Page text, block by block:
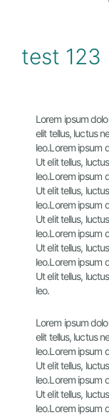
test 123
Lorem ipsum
elit tellus, luctus
leo.Lorem ipsum
Ut elit tellus,
leo.Lorem ipsum
Ut elit tellus,
leo.Lorem ipsum
Ut elit tellus,
leo.Lorem ipsum
Ut elit tellus,
leo.Lorem ipsum
Ut elit tellus,
leo.
Lorem ipsum
elit tellus, luctus
leo.Lorem ipsum
Ut elit tellus,
leo.Lorem ipsum
Ut elit tellus,
leo.Lorem ipsum